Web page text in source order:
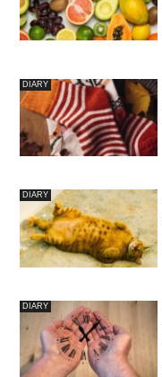
DIARY
DIARY
DIARY